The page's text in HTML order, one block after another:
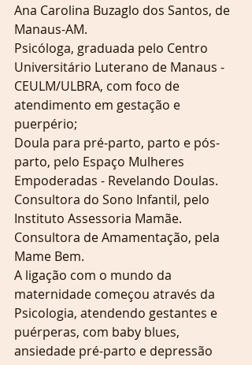
Ana Carolina Buzaglo dos Santos, de
Manaus-AM.
Psicóloga, graduada pelo Centro
Universitário Luterano de Manaus -
CEULM/ULBRA, com foco de
atendimento em gestação e
puerpério;
Doula para pré-parto, parto e pós-
parto, pelo Espaço Mulheres
Empoderadas - Revelando Doulas.
Consultora do Sono Infantil, pelo
Instituto Assessoria Mamãe.
Consultora de Amamentação, pela
Mame Bem.
A ligação com o mundo da
maternidade começou através da
Psicologia, atendendo gestantes e
puérperas, com baby blues,
ansiedade pré-parto e depressão